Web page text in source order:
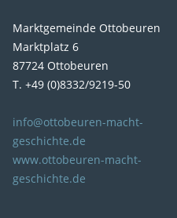
Marktgemeinde Ottobeuren
Marktplatz 6
87724 Ottobeuren
T. +49 (0)8332/9219-50
info@ottobeuren-macht-
geschichte.de
www.ottobeuren-macht-
geschichte.de